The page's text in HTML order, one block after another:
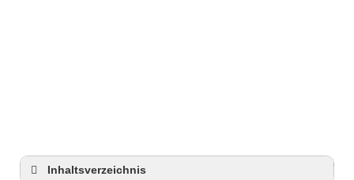
Anzeige
Inhaltsverzeichnis